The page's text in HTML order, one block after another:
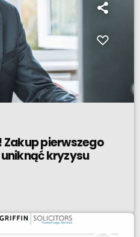
pierwszego
kryzysu